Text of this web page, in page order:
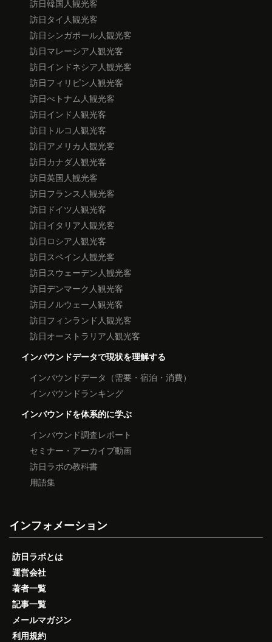
訪日韓国人観光客
訪日タイ人観光客
訪日シンガポール人観光客
訪日マレーシア人観光客
訪日インドネシア人観光客
訪日フィリピン人観光客
訪日べトナム人観光客
訪日インド人観光客
訪日トルコ人観光客
訪日アメリカ人観光客
訪日カナダ人観光客
訪日英国人観光客
訪日フランス人観光客
訪日ドイツ人観光客
訪日イタリア人観光客
訪日ロシア人観光客
訪日スペイン人観光客
訪日スウェーデン人観光客
訪日デンマーク人観光客
訪日ノルウェー人観光客
訪日フィンランド人観光客
訪日オーストラリア人観光客
インバウンドデータで現状を理解する
インバウンドデータ（需要・宿泊・消費）
インバウンドランキング
インバウンドを体系的に学ぶ
インバウンド調査レポート
セミナー・アーカイブ動画
訪日ラボの教科書
用語集
インフォメーション
訪日ラボとは
運営会社
著者一覧
記事一覧
メールマガジン
利用規約